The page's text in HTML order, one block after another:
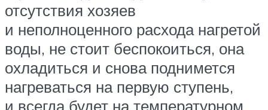
отсутствия хозяев
и неполноценного расхода нагретой
воды, не стоит беспокоиться, она
охладиться и снова поднимется
нагреваться на первую ступень,
и всегда будет на температурном